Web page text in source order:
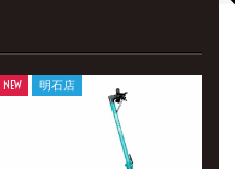
NEW 明石店